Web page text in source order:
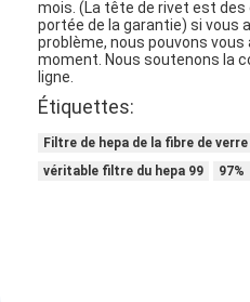
Parlez Maintenant.
Filtre à air faisant la
Machine de fabrication de
mois. (La tête de rivet est
portée de la garantie) si vous
problème, nous pouvons
moment. Nous soutenons la
ligne.
Étiquettes:
Filtre de hepa de la fibre de verre
véritable filtre du hepa 99
97%